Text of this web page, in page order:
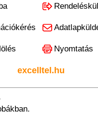
Nyomtatás
excelltel.hu